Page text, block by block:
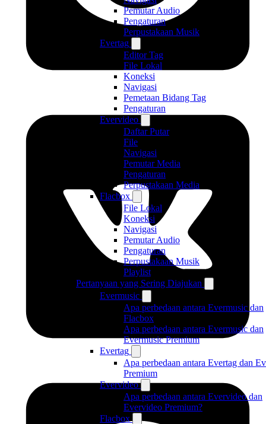
Pemutar Audio
Pengaturan
Perpustakaan Musik
Evertag
Editor Tag
File Lokal
Koneksi
Navigasi
Pemetaan Bidang Tag
Pengaturan
Evervideo
Daftar Putar
File
Navigasi
Pemutar Media
Pengaturan
Perpustakaan Media
Flacbox
File Lokal
Koneksi
Navigasi
Pemutar Audio
Pengaturan
Perpustakaan Musik
Playlist
Pertanyaan yang Sering Diajukan
Evermusic
Apa perbedaan antara Evermusic dan
Flacbox
Apa perbedaan antara Evermusic dan
Evermusic Premium
Evertag
Apa perbedaan antara Evertag dan
Premium
Evervideo
Apa perbedaan antara Evervideo dan
Evervideo Premium?
Flacbox